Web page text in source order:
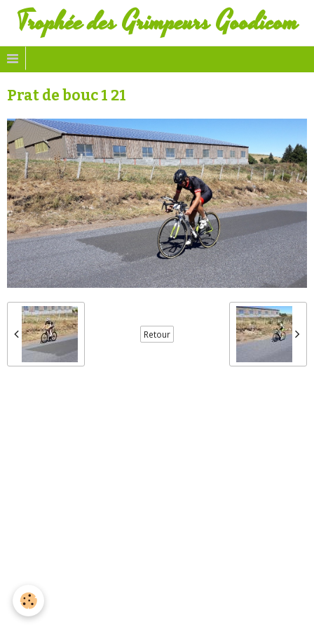
Trophée des Grimpeurs Goodicom
Prat de bouc 1 21
Retour